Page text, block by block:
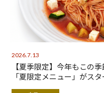
2026.7.13
【夏季限定】今年もこの
「夏限定メニュー」がス